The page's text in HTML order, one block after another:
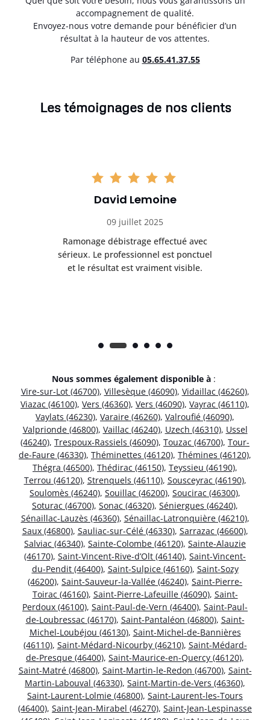
accompagnement de qualité.
Envoyez-nous votre demande pour bénéficier d’un
résultat à la hauteur de vos attentes.
Par téléphone au 05.65.41.37.55
Les témoignages de nos clients
David Lemoine
09 juillet 2025
Ramonage débistrage effectué avec
sérieux. Le professionnel est ponctuel
et le résultat est vraiment visible.
Nous sommes également disponible à :
Vire-sur-Lot (46700), Villesèque (46090), Vidaillac (46260),
Viazac (46100), Vers (46360), Vers (46090), Vayrac (46110),
Vaylats (46230), Varaire (46260), Valroufié (46090),
Valprionde (46800), Vaillac (46240), Uzech (46310), Ussel
(46240), Trespoux-Rassiels (46090), Touzac (46700), Tour-
de-Faure (46330), Théminettes (46120), Thémines (46120),
Thégra (46500), Thédirac (46150), Teyssieu (46190),
Terrou (46120), Strenquels (46110), Sousceyrac (46190),
Soulomès (46240), Souillac (46200), Soucirac (46300),
Soturac (46700), Sonac (46320), Séniergues (46240),
Sénaillac-Lauzès (46360), Sénaillac-Latronquière (46210),
Saux (46800), Sauliac-sur-Célé (46330), Sarrazac (46600),
Salviac (46340), Sainte-Colombe (46120), Sainte-Alauzie
(46170), Saint-Vincent-Rive-d’Olt (46140), Saint-Vincent-
du-Pendit (46400), Saint-Sulpice (46160), Saint-Sozy
(46200), Saint-Sauveur-la-Vallée (46240), Saint-Pierre-
Toirac (46160), Saint-Pierre-Lafeuille (46090), Saint-
Perdoux (46100), Saint-Paul-de-Vern (46400), Saint-Paul-
de-Loubressac (46170), Saint-Pantaléon (46800), Saint-
Michel-Loubéjou (46130), Saint-Michel-de-Bannières
(46110), Saint-Médard-Nicourby (46210), Saint-Médard-
de-Presque (46400), Saint-Maurice-en-Quercy (46120),
Saint-Matré (46800), Saint-Martin-le-Redon (46700), Saint-
Martin-Labouval (46330), Saint-Martin-de-Vers (46360),
Saint-Laurent-Lolmie (46800), Saint-Laurent-les-Tours
(46400), Saint-Jean-Mirabel (46270), Saint-Jean-Lespinasse